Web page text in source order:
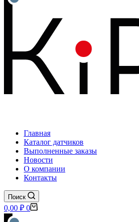
Главная
Каталог датчиков
Выполненные заказы
Новости
О компании
Контакты
Поиск
Корзина
0,00 ₽ 0